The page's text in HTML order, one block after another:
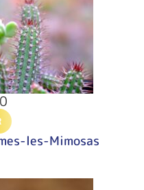
les-Mimosas